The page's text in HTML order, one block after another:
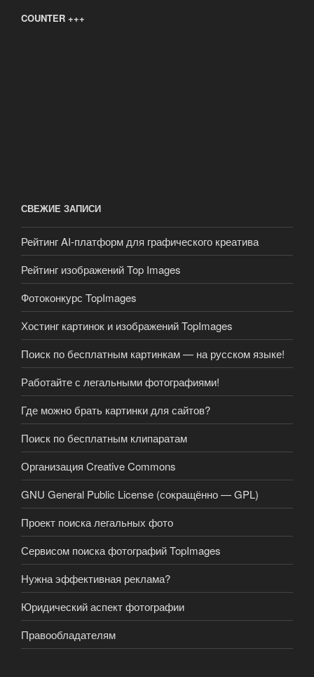
COUNTER +++
СВЕЖИЕ ЗАПИСИ
Рейтинг AI-платформ для графического креатива
Рейтинг изображений Top Images
Фотоконкурс TopImages
Хостинг картинок и изображений TopImages
Поиск по бесплатным картинкам — на русском языке!
Работайте с легальными фотографиями!
Где можно брать картинки для сайтов?
Поиск по бесплатным клипаратам
Организация Creative Commons
GNU General Public License (сокращённо — GPL)
Проект поиска легальных фото
Сервисом поиска фотографий TopImages
Нужна эффективная реклама?
Юридический аспект фотографии
Правообладателям